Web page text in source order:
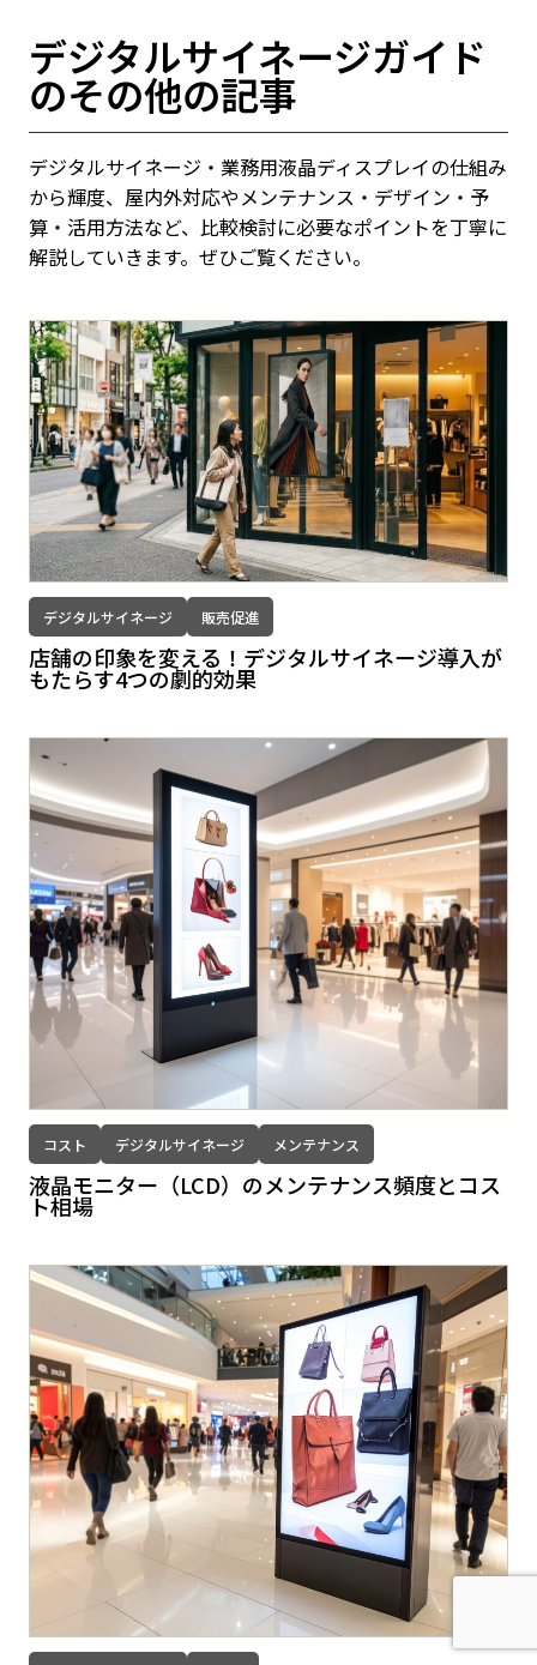
デジタルサイネージガイド
のその他の記事
デジタルサイネージ・業務用液晶ディスプレイの仕組み
から輝度、屋内外対応やメンテナンス・デザイン・予
算・活用方法など、比較検討に必要なポイントを丁寧に
解説していきます。ぜひご覧ください。
デジタルサイネージ 販売促進
店舗の印象を変える！デジタルサイネージ導入が
もたらす4つの劇的効果
コスト デジタルサイネージ メンテナンス
液晶モニター（LCD）のメンテナンス頻度とコス
ト相場